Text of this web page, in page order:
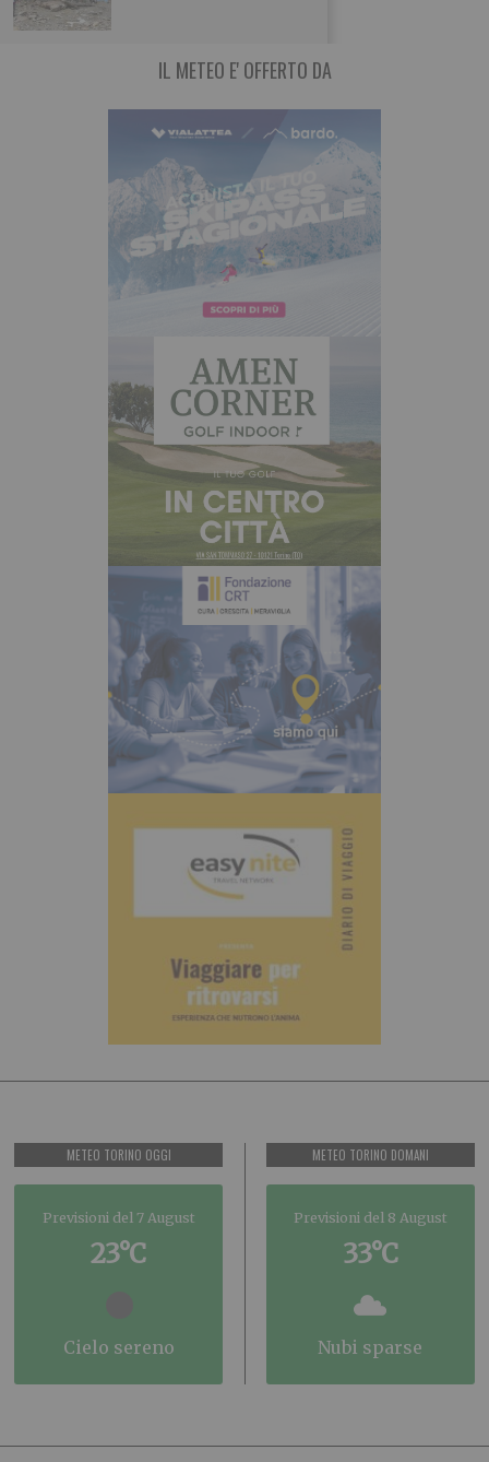
IL METEO E' OFFERTO DA
METEO TORINO OGGI
Previsioni del 7 August
23°C
cielo sereno
METEO TORINO DOMANI
Previsioni del 8 August
33°C
nubi sparse